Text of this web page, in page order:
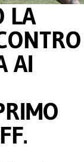
LA
AI